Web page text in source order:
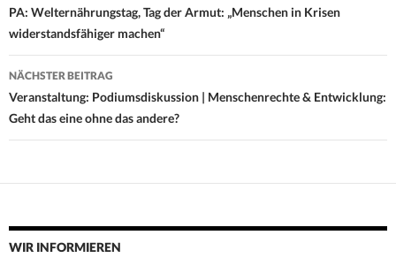
Navigation
PA: Welternährungstag, Tag der Armut: „Menschen in Krisen
widerstandsfähiger machen“
NÄCHSTER BEITRAG
Veranstaltung: Podiumsdiskussion | Menschenrechte & Entwicklung:
Geht das eine ohne das andere?
WIR INFORMIEREN